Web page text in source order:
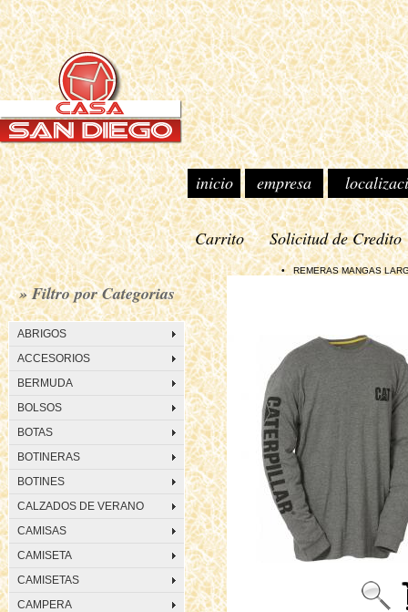
inicio empresa
Carrito Solicitud de Credito
» Filtro por Categorias
ABRIGOS
ACCESORIOS
BERMUDA
BOLSOS
BOTAS
BOTINERAS
BOTINES
CALZADOS DE VERANO
CAMISAS
CAMISETA
CAMISETAS
CAMPERA
• REMERAS MANGAS